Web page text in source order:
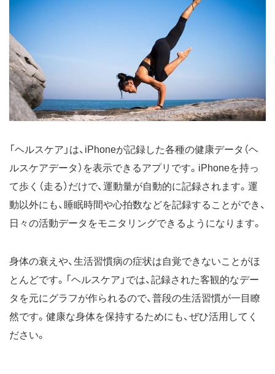
「ヘルスケア」は、iPhoneが記録した各種の健康データ（ヘ
ルスケアデータ）を表示できるアプリです。iPhoneを持っ
て歩く（走る）だけで、運動量が自動的に記録されます。運
動以外にも、睡眠時間や心拍数などを記録することができ、
日々の活動データをモニタリングできるようになります。
身体の衰えや、生活習慣病の症状は自覚できないことがほ
とんどです。「ヘルスケア」では、記録された客観的なデー
タを元にグラフが作られるので、普段の生活習慣が一目瞭
然です。健康な身体を保持するためにも、ぜひ活用してく
ださい。